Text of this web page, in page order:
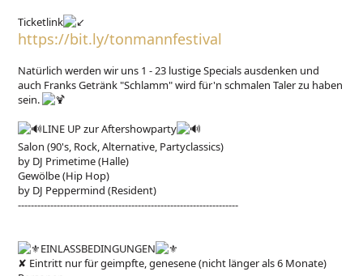
Ticketlink
https://bit.ly/tonmannfestival
Natürlich werden wir uns 1 - 23 lustige Specials ausdenken und
auch Franks Getränk "Schlamm" wird für'n schmalen Taler zu haben
sein.
LINE UP zur Aftershowparty
Salon (90's, Rock, Alternative, Partyclassics)
by DJ Primetime (Halle)
Gewölbe (Hip Hop)
by DJ Peppermind (Resident)
--------------------------------------------------------------------
EINLASSBEDINGUNGEN
✘ Eintritt nur für geimpfte, genesene (nicht länger als 6 Monate)